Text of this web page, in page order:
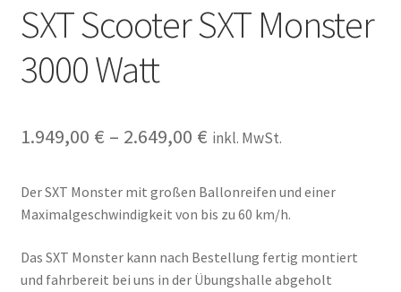
SXT Scooter SXT Monster
3000 Watt
1.949,00 € – 2.649,00 € inkl. MwSt.
Der SXT Monster mit großen Ballonreifen und einer
Maximalgeschwindigkeit von bis zu 60 km/h.
Das SXT Monster kann nach Bestellung fertig montiert
und fahrbereit bei uns in der Übungshalle abgeholt